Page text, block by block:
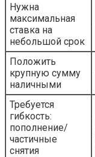
Нужна
максимальная
ставка на
небольшой срок
Положить
крупную сумму
наличными
Требуется
гибкость:
пополнение/
частичные
снятия